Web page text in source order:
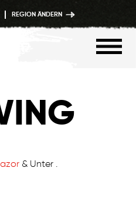
REGION ÄNDERN
& Unter .